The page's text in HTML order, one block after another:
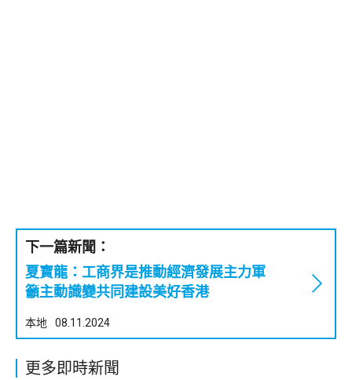
下一篇新聞：
夏寶龍：工商界是推動經濟發展主力軍
籲主動識變共同建設美好香港
本地 08.11.2024
更多即時新聞